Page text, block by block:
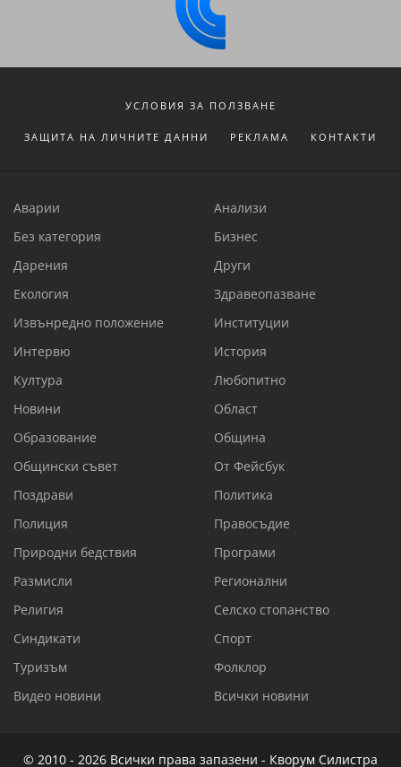
УСЛОВИЯ ЗА ПОЛЗВАНЕ
ЗАЩИТА НА ЛИЧНИТЕ ДАННИ РЕКЛАМА КОНТАКТИ
Аварии
Анализи
Без категория
Бизнес
Дарения
Други
Екология
Здравеопазване
Извънредно положение
Институции
Интервю
История
Култура
Любопитно
Новини
Област
Образование
Община
Общински съвет
От Фейсбук
Поздрави
Политика
Полиция
Правосъдие
Природни бедствия
Програми
Размисли
Регионални
Религия
Селско стопанство
Синдикати
Спорт
Туризъм
Фолклор
Видео новини
Всички новини
© 2010 - 2026 Всички права запазени - Кворум Силистра